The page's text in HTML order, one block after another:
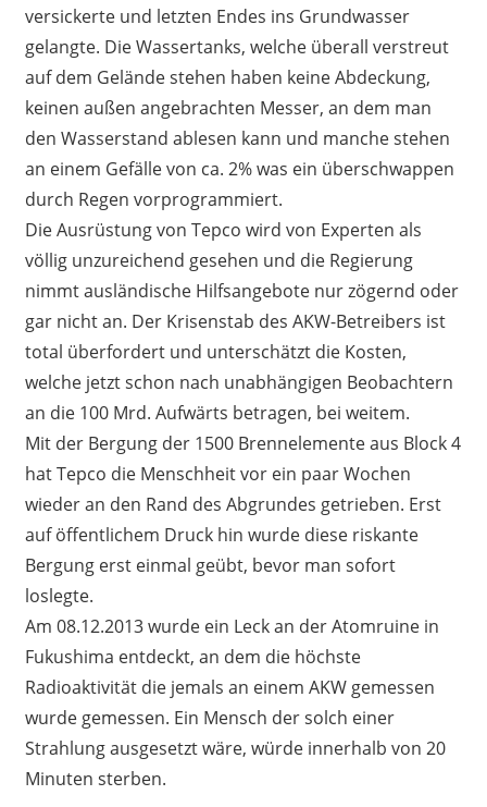
versickerte und letzten Endes ins Grundwasser
gelangte. Die Wassertanks, welche überall verstreut
auf dem Gelände stehen haben keine Abdeckung,
keinen außen angebrachten Messer, an dem man
den Wasserstand ablesen kann und manche stehen
an einem Gefälle von ca. 2% was ein überschwappen
durch Regen vorprogrammiert.
Die Ausrüstung von Tepco wird von Experten als
völlig unzureichend gesehen und die Regierung
nimmt ausländische Hilfsangebote nur zögernd oder
gar nicht an. Der Krisenstab des AKW-Betreibers ist
total überfordert und unterschätzt die Kosten,
welche jetzt schon nach unabhängigen Beobachtern
an die 100 Mrd. Aufwärts betragen, bei weitem.
Mit der Bergung der 1500 Brennelemente aus Block 4
hat Tepco die Menschheit vor ein paar Wochen
wieder an den Rand des Abgrundes getrieben. Erst
auf öffentlichem Druck hin wurde diese riskante
Bergung erst einmal geübt, bevor man sofort
loslegte.
Am 08.12.2013 wurde ein Leck an der Atomruine in
Fukushima entdeckt, an dem die höchste
Radioaktivität die jemals an einem AKW gemessen
wurde gemessen. Ein Mensch der solch einer
Strahlung ausgesetzt wäre, würde innerhalb von 20
Minuten sterben.